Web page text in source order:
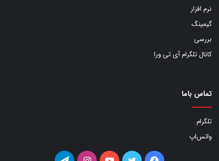
نرم افزار
گیمینگ
بررسی
کانال تلگرام آی تی ورا
تماس باما
تلگرام
واتس‌اپ